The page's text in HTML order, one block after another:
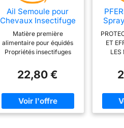
Ail Semoule pour
Chevaux Insectifuge
Naturel - 750g
Matière première
alimentaire pour équidés
Propriétés insectifuges
va dégager une odeur qui
repoussera les parasites
tiques) Propriétés
antiseptiques pulmonaires
et intestinales
22,80 €
ET
LES